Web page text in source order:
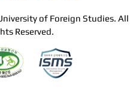
of Foreign Studies. All
Reserved.